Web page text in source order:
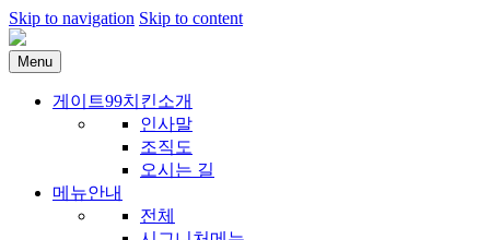
Skip to navigation Skip to content
Menu
게이트99치킨소개
인사말
조직도
오시는 길
메뉴안내
전체